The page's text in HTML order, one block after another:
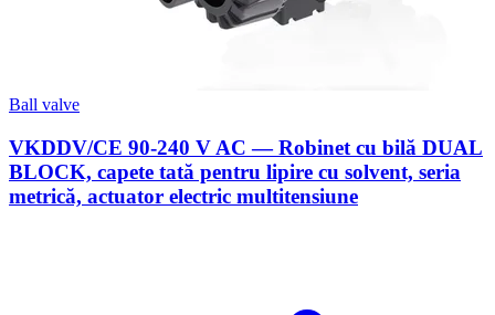
Ball valve
VKDDV/CE 90-240 V AC — Robinet cu bilă DUAL
BLOCK, capete tată pentru lipire cu solvent, seria
metrică, actuator electric multitensiune